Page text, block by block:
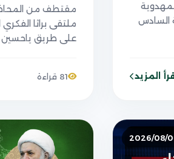
السادس
المزيد
مقتطف من
ملتقى براثا
على طريق
81 قراءة